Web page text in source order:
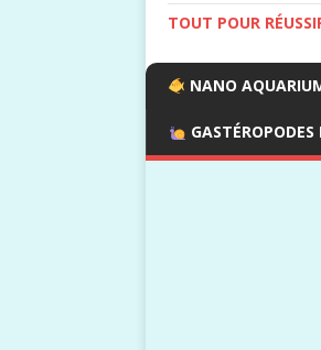
TOUT POUR
NANO